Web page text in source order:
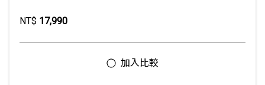
NT$ 17,990